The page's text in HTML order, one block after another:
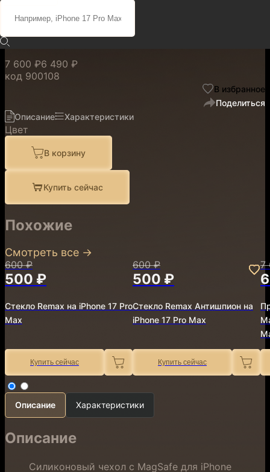
с MagSafe Terra Cotta для
iPhone 17 Pro Max
7 600 ₽6 490 ₽
код 900108
В избранное
Поделиться
Описание
Характеристики
Цвет
В корзину
Купить сейчас
Похожие
Смотреть все →
600 ₽
500 ₽
Стекло Remax на iPhone 17 Pro
Max
Купить сейчас
600 ₽
500 ₽
Стекло Remax Антишпион на
iPhone 17 Pro Max
Купить сейчас
7
Описание Характеристики
Описание
Силиконовый чехол с MagSafe для iPhone